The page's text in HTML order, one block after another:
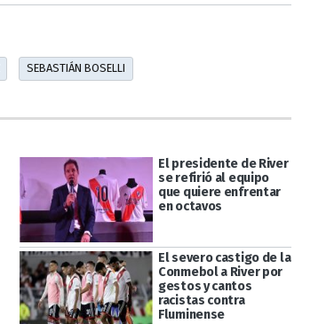
SEBASTIÁN BOSELLI
El presidente de River
se refirió al equipo
que quiere enfrentar
en octavos
El severo castigo de la
Conmebol a River por
gestos y cantos
racistas contra
Fluminense